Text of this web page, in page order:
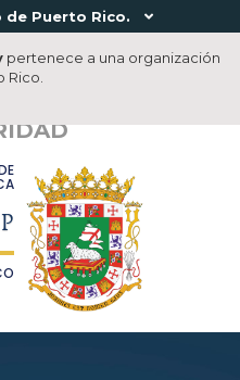
Puerto Rico. 
pertenece a una organización
Rico.